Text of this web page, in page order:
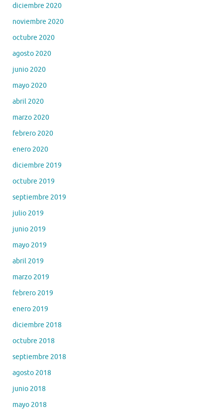
diciembre 2020
noviembre 2020
octubre 2020
agosto 2020
junio 2020
mayo 2020
abril 2020
marzo 2020
febrero 2020
enero 2020
diciembre 2019
octubre 2019
septiembre 2019
julio 2019
junio 2019
mayo 2019
abril 2019
marzo 2019
febrero 2019
enero 2019
diciembre 2018
octubre 2018
septiembre 2018
agosto 2018
junio 2018
mayo 2018